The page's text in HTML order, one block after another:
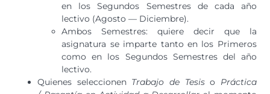
en los Segundos Semestres de cada año
lectivo (Agosto — Diciembre).
Ambos Semestres: quiere decir que la
asignatura se imparte tanto en los Primeros
como en los Segundos Semestres del año
lectivo.
Quienes seleccionen Trabajo de Tesiso Práctica